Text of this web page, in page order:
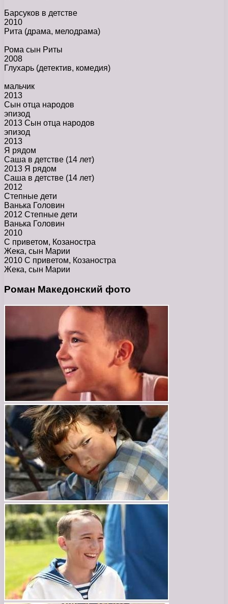
Барсуков в детстве
2010
Рита (драма, мелодрама)
Рома сын Риты
2008
Глухарь (детектив, комедия)
мальчик
2013
Сын отца народов
эпизод
2013 Сын отца народов
эпизод
2013
Я рядом
Саша в детстве (14 лет)
2013 Я рядом
Саша в детстве (14 лет)
2012
Степные дети
Ванька Головин
2012 Степные дети
Ванька Головин
2010
С приветом, Козаностра
Жека, сын Марии
2010 С приветом, Козаностра
Жека, сын Марии
Роман Македонский фото